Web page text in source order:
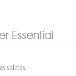
Essential
saletés.